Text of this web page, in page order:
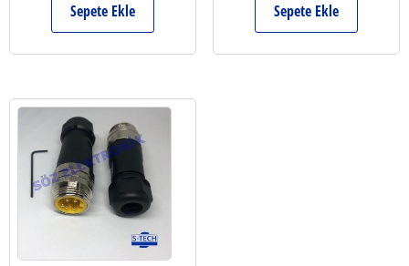
Sepete Ekle Sepete Ekle